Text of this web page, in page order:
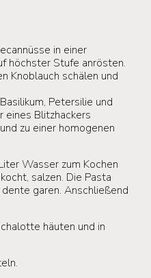
in einer
höchster Stufe anrösten.
Knoblauch schälen und
Petersilie und
eines Blitzhackers
zu einer homogenen
Wasser zum Kochen
salzen. Die Pasta
garen. Anschließend
häuten und in